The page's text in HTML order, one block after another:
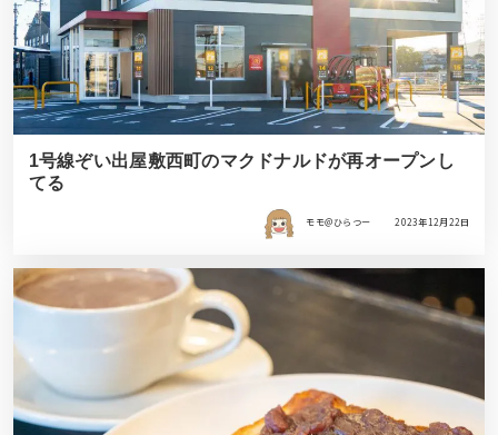
1号線ぞい出屋敷西町のマクドナルドが再オープンし
てる
モモ＠ひらつー 2023年12月22日